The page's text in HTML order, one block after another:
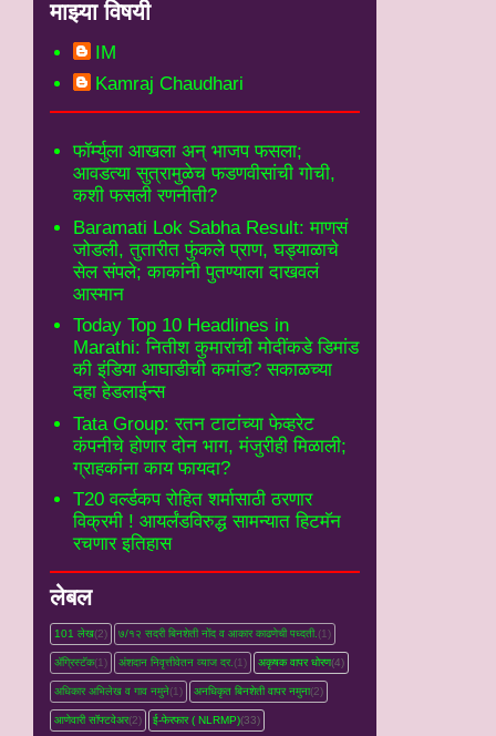
माझ्या विषयी
IM
Kamraj Chaudhari
फॉर्म्युला आखला अन् भाजप फसला;
आवडत्या सुत्रामुळेच फडणवीसांची गोची,
कशी फसली रणनीती?
Baramati Lok Sabha Result: माणसं
जोडली, तुतारीत फुंकले प्राण, घड्याळाचे
सेल संपले; काकांनी पुतण्याला दाखवलं
आस्मान
Today Top 10 Headlines in
Marathi: नितीश कुमारांची मोदींकडे डिमांड
की इंडिया आघाडीची कमांड? सकाळच्या
दहा हेडलाईन्स
Tata Group: रतन टाटांच्या फेव्हरेट
कंपनीचे होणार दोन भाग, मंजुरीही मिळाली;
ग्राहकांना काय फायदा?
T20 वर्ल्डकप रोहित शर्मासाठी ठरणार
विक्रमी ! आयर्लंडविरुद्ध सामन्यात हिटमॅन
रचणार इतिहास
लेबल
101 लेख(2) ७/१२ सदरी बिनशेती नोंद व आकार काढणेची पध्दती. (1)
ॲग्रिस्टॅक(1) अंशदान निवृत्तीवेतन व्‍याज दर. (1) अकृषक वापर धोरण(4)
अधिकार अभिलेख व गाव नमुने(1) अनधिकृत बिनशेती वापर नमुना(2)
आणेवारी सॉफ्टवेअर(2) ई-फेरफार ( NLRMP)(33)